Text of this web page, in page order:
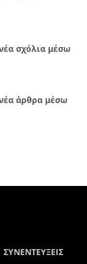
σχόλια μέσω
άρθρα μέσω
ΣΥΝΕΝΤΕΥΞΕΙΣ